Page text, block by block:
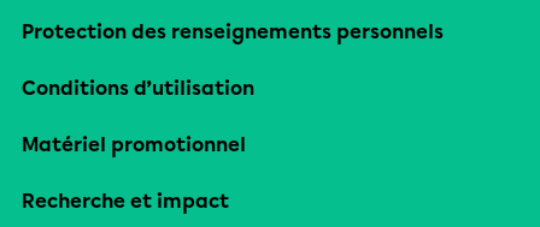
Protection des renseignements personnels
Conditions d’utilisation
Matériel promotionnel
Recherche et impact